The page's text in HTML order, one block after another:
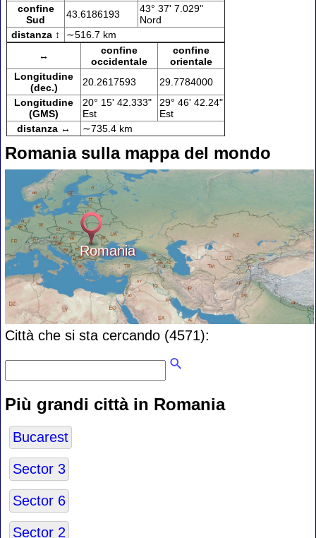
confine
Sud
43.6186193
43° 37' 7.029"
Nord
distanza ↕
∼516.7 km
↔
confine
occidentale
confine
orientale
Longitudine
(dec.)
20.2617593
29.7784000
Longitudine
(GMS)
20° 15' 42.333"
Est
29° 46' 42.24"
Est
distanza ↔
∼735.4 km
Romania sulla mappa del mondo
Romania
Città che si sta cercando (4571):
Più grandi città in Romania
Bucarest
Sector 3
Sector 6
Sector 2